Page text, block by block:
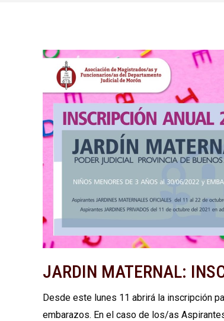
JARDIN MATERNAL:
Desde este lunes 11 abrirá la inscripción
embarazos. En el caso de los/as